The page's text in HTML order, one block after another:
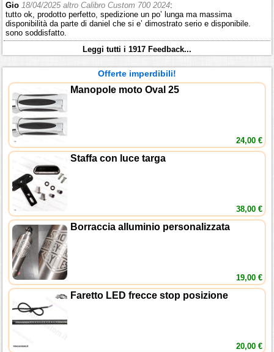
Gio 18/04/2025 altro Calibro Custom 700 2024:
tutto ok, prodotto perfetto, spedizione un po’ lunga ma massima
disponibilità da parte di daniel che si e’ dimostrato serio e disponibile.
sono soddisfatto.
Leggi tutti i 1917 Feedback...
Offerte imperdibili!
Manopole moto Oval 25
24,00 €
Staffa con luce targa
38,00 €
Borraccia alluminio personalizzata
19,00 €
Faretto LED frecce stop posizione
20,00 €